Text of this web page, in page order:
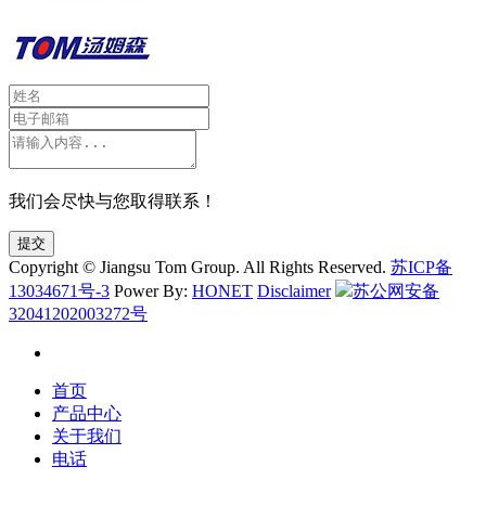
我们会尽快与您取得联系！
提交
Copyright © Jiangsu Tom Group. All Rights Reserved. 苏ICP备
13034671号-3 Power By: HONET Disclaimer
苏公网安备
32041202003272号
首页
产品中心
关于我们
电话